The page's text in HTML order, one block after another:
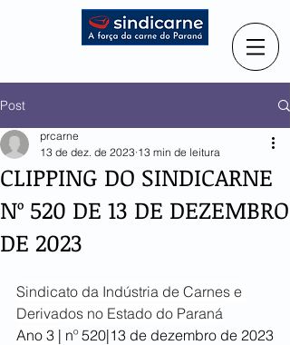
Post
CLIPPING DO SINDICARNE
Nº 520 DE 13 DE DEZEMBRO
DE 2023
prcarne
13 de dez. de 2023 13 min de leitura
Sindicato da Indústria de Carnes e
Derivados no Estado do Paraná
Ano 3 | nº 520|13 de dezembro de 2023